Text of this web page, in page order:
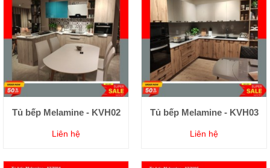
Tủ bếp Melamine - KVH02
Liên hệ
Tủ bếp Melamine - KVH03
Liên hệ